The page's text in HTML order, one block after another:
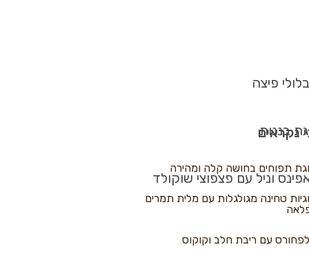
פיצה
בננות
וניל עם פצפוצי שוקולד
נקראים
תפוחים בחושה קלה ומהירה
טחינה מגולגלות עם מלית תמרים
עם ריבת חלב וקוקוס